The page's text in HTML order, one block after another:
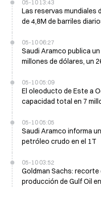
05-10 13:43
Las reservas mundiales
de 4,8M de barriles
05-10 06:27
Saudi Aramco publica
millones de dólares, un
05-10 05:09
El oleoducto de Este a
capacidad total en 7
05-10 05:05
Saudi Aramco informa
petróleo crudo en el 1T
05-10 03:52
Goldman Sachs: recorte
producción de Gulf Oil